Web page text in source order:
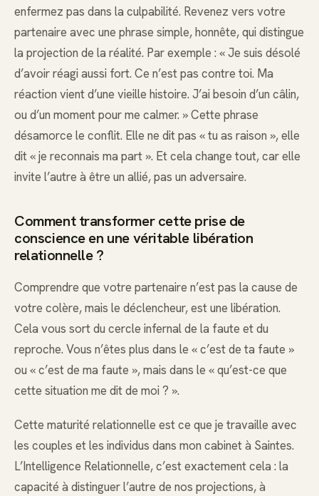
enfermez pas dans la culpabilité. Revenez vers votre
partenaire avec une phrase simple, honnête, qui distingue
la projection de la réalité. Par exemple : « Je suis désolé
d’avoir réagi aussi fort. Ce n’est pas contre toi. Ma
réaction vient d’une vieille histoire. J’ai besoin d’un câlin,
ou d’un moment pour me calmer. » Cette phrase
désamorce le conflit. Elle ne dit pas « tu as raison », elle
dit « je reconnais ma part ». Et cela change tout, car elle
invite l’autre à être un allié, pas un adversaire.
Comment transformer cette prise de
conscience en une véritable libération
relationnelle ?
Comprendre que votre partenaire n’est pas la cause de
votre colère, mais le déclencheur, est une libération.
Cela vous sort du cercle infernal de la faute et du
reproche. Vous n’êtes plus dans le « c’est de ta faute »
ou « c’est de ma faute », mais dans le « qu’est-ce que
cette situation me dit de moi ? ».
Cette maturité relationnelle est ce que je travaille avec
les couples et les individus dans mon cabinet à Saintes.
L’Intelligence Relationnelle, c’est exactement cela : la
capacité à distinguer l’autre de nos projections, à